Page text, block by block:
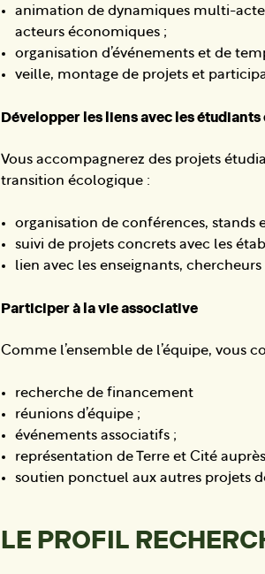
animation de dynamiques multi-
acteurs économiques ;
organisation d’événements et de
veille, montage de projets et
Développer les liens avec les
Vous accompagnerez des projets
transition écologique :
organisation de conférences, stands
suivi de projets concrets avec les
lien avec les enseignants,
Participer à la vie associative
Comme l’ensemble de l’équipe, vous
recherche de financement
réunions d’équipe ;
événements associatifs ;
représentation de Terre et Cité
soutien ponctuel aux autres projets
LE PROFIL